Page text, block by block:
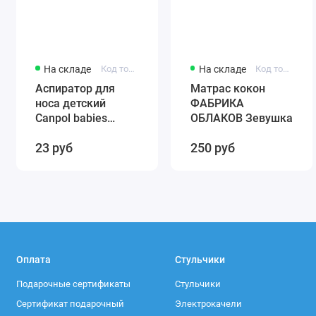
На складе Код товара: 56/007
Аспиратор для
носа детский
Canpol babies
56/007
23 руб
На складе
Матрас кокон
ФАБРИКА
ОБЛАКОВ Зевушка
250 руб
Оплата
Подарочные сертификаты
Сертификат подарочный
Стульчики
Стульчики
Электрокачели